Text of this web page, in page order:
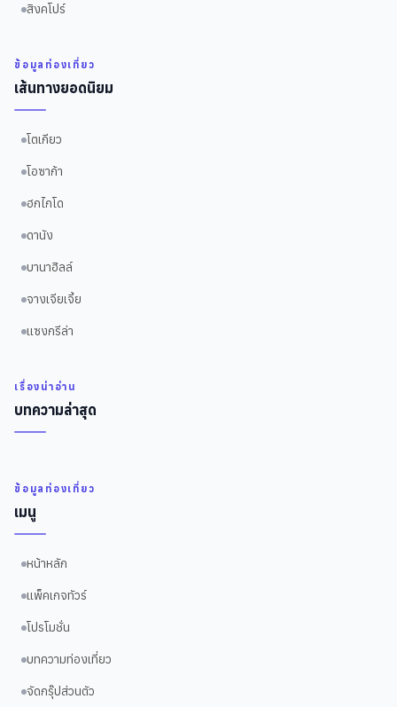
สิงคโปร์
ข้อมูลท่องเที่ยว
เส้นทางยอดนิยม
โตเกียว
โอซาก้า
ฮกไกโด
ดานัง
บานาฮิลล์
จางเจียเจี้ย
แซงกรีล่า
เรื่องน่าอ่าน
บทความล่าสุด
ข้อมูลท่องเที่ยว
เมนู
หน้าหลัก
แพ็คเกจทัวร์
โปรโมชั่น
บทความท่องเที่ยว
จัดกรุ๊ปส่วนตัว